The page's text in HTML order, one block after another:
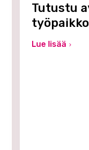
Tutustu
Lue lisää